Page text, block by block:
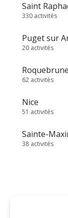
Saint
330 activités
Puget sur
20 activités
62 activités
Nice
51 activités
Sainte-
38 activités